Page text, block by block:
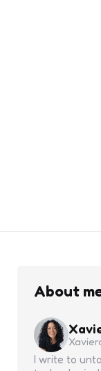
About
I write to